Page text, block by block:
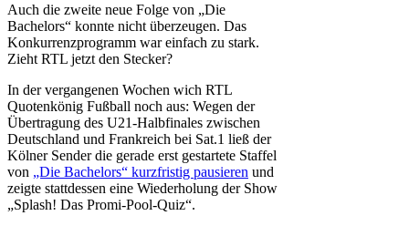
Auch die zweite neue Folge von „Die
Bachelors“ konnte nicht überzeugen. Das
Konkurrenzprogramm war einfach zu stark.
Zieht RTL jetzt den Stecker?
In der vergangenen Wochen wich RTL
Quotenkönig Fußball noch aus: Wegen der
Übertragung des U21-Halbfinales zwischen
Deutschland und Frankreich bei Sat.1 ließ der
Kölner Sender die gerade erst gestartete Staffel
von „Die Bachelors“ kurzfristig pausieren und
zeigte stattdessen eine Wiederholung der Show
„Splash! Das Promi-Pool-Quiz“.